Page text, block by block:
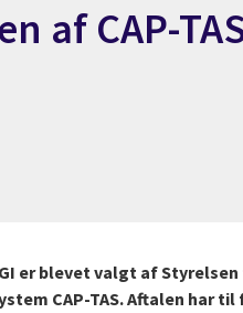
af CAP-
er blevet valgt af
CAP-TAS. Aftalen har